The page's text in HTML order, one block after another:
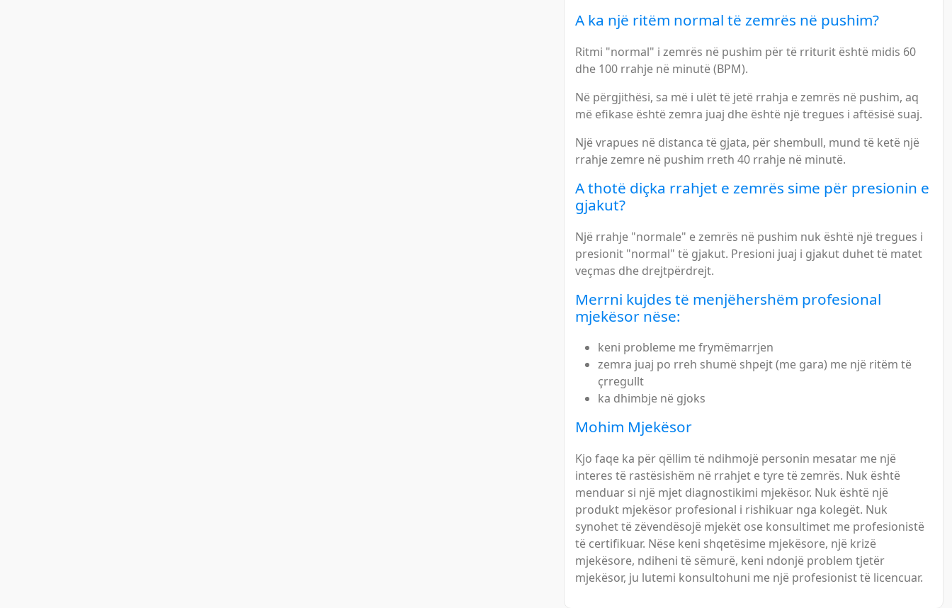
A ka një ritëm normal të zemrës në pushim?
Ritmi "normal" i zemrës në pushim për të rriturit është midis 60
dhe 100 rrahje në minutë (BPM).
Në përgjithësi, sa më i ulët të jetë rrahja e zemrës në pushim, aq
më efikase është zemra juaj dhe është një tregues i aftësisë suaj.
Një vrapues në distanca të gjata, për shembull, mund të ketë një
rrahje zemre në pushim rreth 40 rrahje në minutë.
A thotë diçka rrahjet e zemrës sime për presionin e
gjakut?
Një rrahje "normale" e zemrës në pushim nuk është një tregues i
presionit "normal" të gjakut. Presioni juaj i gjakut duhet të matet
veçmas dhe drejtpërdrejt.
Merrni kujdes të menjëhershëm profesional
mjekësor nëse:
keni probleme me frymëmarrjen
zemra juaj po rreh shumë shpejt (me gara) me një ritëm të
çrregullt
ka dhimbje në gjoks
Mohim Mjekësor
Kjo faqe ka për qëllim të ndihmojë personin mesatar me një
interes të rastësishëm në rrahjet e tyre të zemrës. Nuk është
menduar si një mjet diagnostikimi mjekësor. Nuk është një
produkt mjekësor profesional i rishikuar nga kolegët. Nuk
synohet të zëvendësojë mjekët ose konsultimet me profesionistë
të certifikuar. Nëse keni shqetësime mjekësore, një krizë
mjekësore, ndiheni të sëmurë, keni ndonjë problem tjetër
mjekësor, ju lutemi konsultohuni me një profesionist të licencuar.